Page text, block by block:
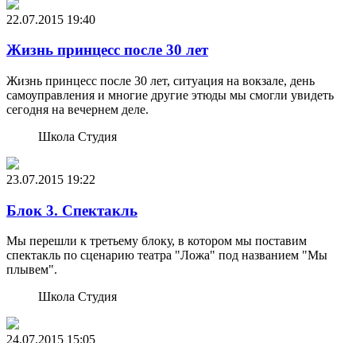
22.07.2015 19:40
Жизнь принцесс после 30 лет
Жизнь принцесс после 30 лет, ситуация на вокзале, день
самоуправления и многие другие этюды мы смогли увидеть
сегодня на вечернем деле.
Школа Студия
23.07.2015 19:22
Блок 3. Спектакль
Мы перешли к третьему блоку, в котором мы поставим
спектакль по сценарию театра "Ложа" под названием "Мы
плывем".
Школа Студия
24.07.2015 15:05